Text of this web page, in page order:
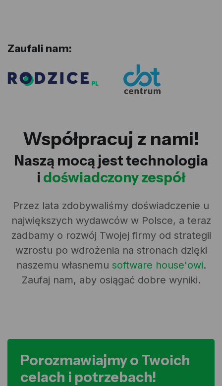
Zaufali nam:
Współpracuj z nami!
Naszą mocą jest technologia
i doświadczony zespół
Przez lata zdobywaliśmy doświadczenie u
największych wydawców w Polsce, a teraz
zadbamy o rozwój Twojej firmy od strategii
wzrostu po wdrożenia na stronach dzięki
naszemu własnemu software house'owi.
Zaufaj nam, aby osiągać dobre wyniki.
Porozmawiajmy o Twoich
celach i potrzebach!